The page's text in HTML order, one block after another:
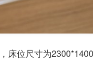
床位尺寸为